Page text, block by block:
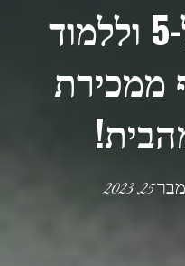
לברוח מ-9 ל-5 וללמוד
ממכירת
2023